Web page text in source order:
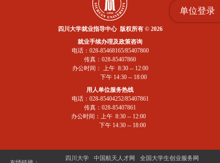
单位登录
四川大学就业指导中心 版权所有 © 2026
就业手续办理及政策咨询
电话：028-85468165/85407860
传真：028-85407860
办公时间： 上午 8:30 -- 12:00
下午 14:30 -- 18:00
用人单位服务热线
电话：028-85404252/85407861
传真：028-85407861
办公时间：上午 8:30 -- 12:00
下午 14:30 -- 18:00
四川大学 中国航天人才网 全国大学生创业服务网